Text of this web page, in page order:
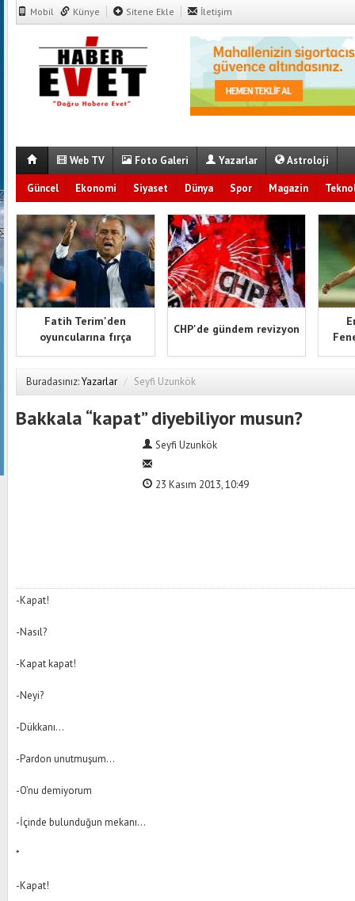
Mobil Künye Sitene Ekle İletişim
Web TV Foto Galeri Yazarlar Astroloji
Güncel Ekonomi Siyaset Dünya Spor Magazin
Fatih Terim'den
oyuncularına fırça
CHP'de gündem revizyon
Buradasınız:Yazarlar / Seyfi Uzunkök
Bakkala “kapat” diyebiliyor musun?
Seyfi Uzunkök
23 Kasım 2013, 10:49
-Kapat!
-Nasıl?
-Kapat kapat!
-Neyi?
-Dükkanı…
-Pardon unutmuşum…
-O’nu demiyorum
-İçinde bulunduğun mekanı…
*
-Kapat!